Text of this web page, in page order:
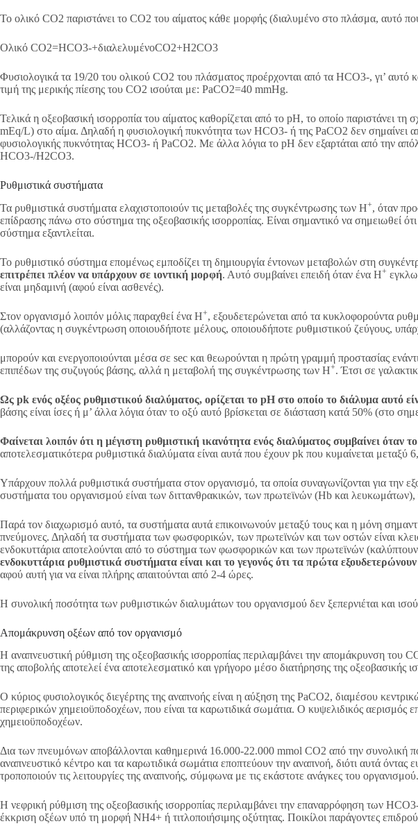
Το ολικό CO2 παριστάνει το CO2 του αίματος κάθε μορφής (διαλυμένο στο πλάσμα, αυτό
Ολικό CO2=HCO3-+διαλελυμένοCO2+H2CO3
Φυσιολογικά τα 19/20 του ολικού CO2 του πλάσματος προέρχονται από τα HCO3-, γι’
τιμή της μερικής πίεσης του CO2 ισούται με: PaCO2=40 mmHg.
Τελικά η οξεοβασική ισορροπία του αίματος καθορίζεται από το pH, το οποίο παριστάνει
mEq/L) στο αίμα. Δηλαδή η φυσιολογική πυκνότητα των HCO3- ή της PaCO2 δεν σημαίνει
φυσιολογικής πυκνότητας HCO3- ή PaCO2. Με άλλα λόγια το pH δεν εξαρτάται από την
HCO3-/H2CO3.
Ρυθμιστικά συστήματα
Τα ρυθμιστικά συστήματα ελαχιστοποιούν τις μεταβολές της συγκέντρωσης των Η+, όταν
επίδρασης πάνω στο σύστημα της οξεοβασικής ισορροπίας. Είναι σημαντικό να σημειωθεί
σύστημα εξαντλείται.
Το ρυθμιστικό σύστημα επομένως εμποδίζει τη δημιουργία έντονων μεταβολών στη
επιτρέπει πλέον να υπάρχουν σε ιοντική μορφή. Αυτό συμβαίνει επειδή όταν ένα Η+
είναι μηδαμινή (αφού είναι ασθενές).
Στον οργανισμό λοιπόν μόλις παραχθεί ένα Η+, εξουδετερώνεται από τα κυκλοφορούντα
(αλλάζοντας η συγκέντρωση οποιουδήποτε μέλους, οποιουδήποτε ρυθμιστικού ζεύγους,
μπορούν και ενεργοποιούνται μέσα σε sec και θεωρούνται η πρώτη γραμμή προστασίας
επιπέδων της συζυγούς βάσης, αλλά η μεταβολή της συγκέντρωσης των Η+. Έτσι σε
Ως pk ενός οξέος ρυθμιστικού διαλύματος, ορίζεται το pH στο οποίο το διάλυμα αυτό
βάσης είναι ίσες ή μ’ άλλα λόγια όταν το οξύ αυτό βρίσκεται σε διάσταση κατά 50% (στο
Φαίνεται λοιπόν ότι η μέγιστη ρυθμιστική ικανότητα ενός διαλύματος συμβαίνει όταν
αποτελεσματικότερα ρυθμιστικά διαλύματα είναι αυτά που έχουν pk που κυμαίνεται
Υπάρχουν πολλά ρυθμιστικά συστήματα στον οργανισμό, τα οποία συναγωνίζονται για την
συστήματα του οργανισμού είναι των διττανθρακικών, των πρωτεϊνών (Hb και
Παρά τον διαχωρισμό αυτό, τα συστήματα αυτά επικοινωνούν μεταξύ τους και η μόνη
πνεύμονες. Δηλαδή τα συστήματα των φωσφορικών, των πρωτεϊνών και των οστών είναι
ενδοκυττάρια αποτελούνται από το σύστημα των φωσφορικών και των πρωτεϊνών
ενδοκυττάρια ρυθμιστικά συστήματα είναι και το γεγονός ότι τα πρώτα
αφού αυτή για να είναι πλήρης απαιτούνται από 2-4 ώρες.
Η συνολική ποσότητα των ρυθμιστικών διαλυμάτων του οργανισμού δεν ξεπερνιέται και
Απομάκρυνση οξέων από τον οργανισμό
Η αναπνευστική ρύθμιση της οξεοβασικής ισορροπίας περιλαμβάνει την απομάκρυνση του
της αποβολής αποτελεί ένα αποτελεσματικό και γρήγορο μέσο διατήρησης της οξεοβασικής
Ο κύριος φυσιολογικός διεγέρτης της αναπνοής είναι η αύξηση της PaCO2, διαμέσου
περιφερικών χημειοϋποδοχέων, που είναι τα καρωτιδικά σωμάτια. Ο κυψελιδικός αερισμός
χημειοϋποδοχέων.
Δια των πνευμόνων αποβάλλονται καθημερινά 16.000-22.000 mmol CO2 από την συνολική
αναπνευστικό κέντρο και τα καρωτιδικά σωμάτια εποπτεύουν την αναπνοή, διότι αυτά
τροποποιούν τις λειτουργίες της αναπνοής, σύμφωνα με τις εκάστοτε ανάγκες του οργανισμού.
Η νεφρική ρύθμιση της οξεοβασικής ισορροπίας περιλαμβάνει την επαναρρόφηση των
έκκριση οξέων υπό τη μορφή NH4+ ή τιτλοποιήσιμης οξύτητας. Ποικίλοι παράγοντες